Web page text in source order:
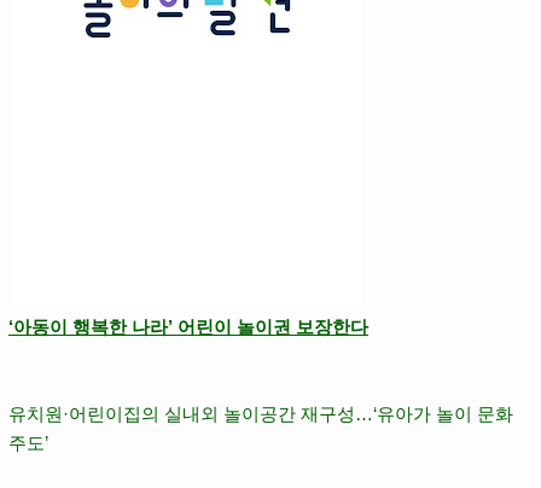
‘아동이 행복한 나라’ 어린이 놀이권 보장한다
유치원·어린이집의 실내외 놀이공간 재구성…‘유아가 놀이 문화
주도’